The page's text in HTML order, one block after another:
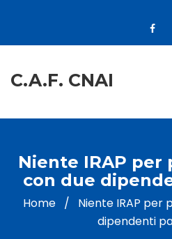
C.A.F. CNAI
Niente IRAP per
con due
Home/ Niente IRAP per
dipendenti